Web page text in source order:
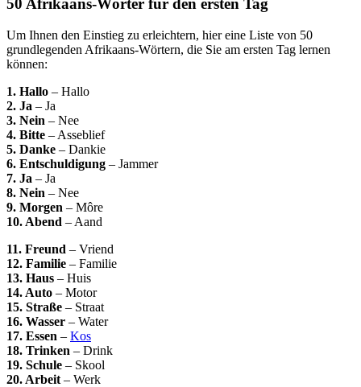
50 Afrikaans-Wörter für den ersten Tag
Um Ihnen den Einstieg zu erleichtern, hier eine Liste von 50
grundlegenden Afrikaans-Wörtern, die Sie am ersten Tag lernen
können:
1. Hallo – Hallo
2. Ja – Ja
3. Nein – Nee
4. Bitte – Asseblief
5. Danke – Dankie
6. Entschuldigung – Jammer
7. Ja – Ja
8. Nein – Nee
9. Morgen – Môre
10. Abend – Aand
11. Freund – Vriend
12. Familie – Familie
13. Haus – Huis
14. Auto – Motor
15. Straße – Straat
16. Wasser – Water
17. Essen – Kos
18. Trinken – Drink
19. Schule – Skool
20. Arbeit – Werk